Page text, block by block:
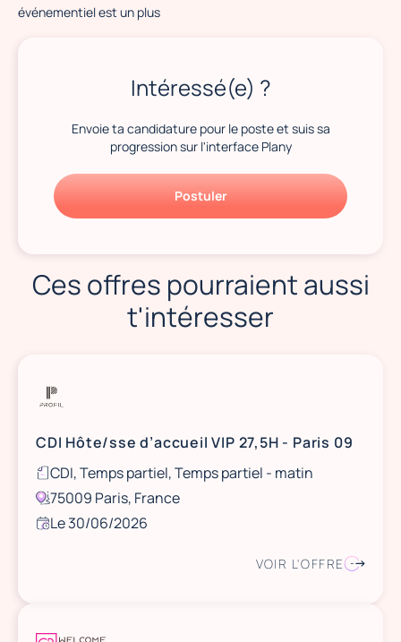
événementiel est un plus
Intéressé(e) ?
Envoie ta candidature pour le poste et suis sa
progression sur l'interface Plany
Postuler
Ces offres pourraient aussi
t'intéresser
CDI Hôte/sse d’accueil VIP 27,5H - Paris 09
CDI, Temps partiel, Temps partiel - matin
75009 Paris, France
Le 30/06/2026
VOIR L'OFFRE